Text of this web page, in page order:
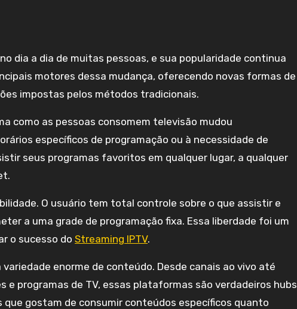
motores dessa mudança, oferecendo novas formas de
impostas pelos métodos tradicionais.
como as pessoas consomem televisão mudou
específicos de programação ou à necessidade de
seus programas favoritos em qualquer lugar, a qualquer
O usuário tem total controle sobre o que assistir e
a uma grade de programação fixa. Essa liberdade foi um
o sucesso do Streaming IPTV.
enorme de conteúdo. Desde canais ao vivo até
e programas de TV, essas plataformas são verdadeiros hubs
gostam de consumir conteúdos específicos quanto